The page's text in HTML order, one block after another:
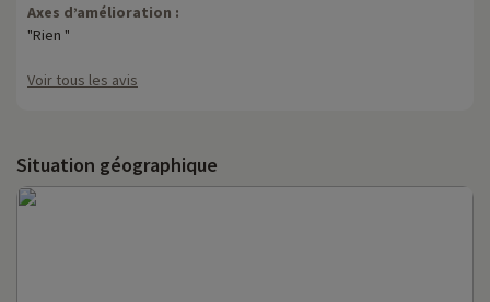
Axes d’amélioration :
"Rien "
Voir tous les avis
Situation géographique